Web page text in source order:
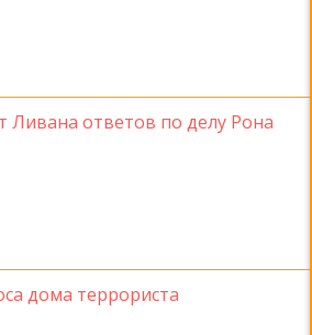
Ливана ответов по делу Рона
дома террориста